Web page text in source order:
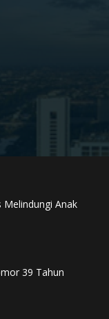
Melindungi Anak
39 Tahun